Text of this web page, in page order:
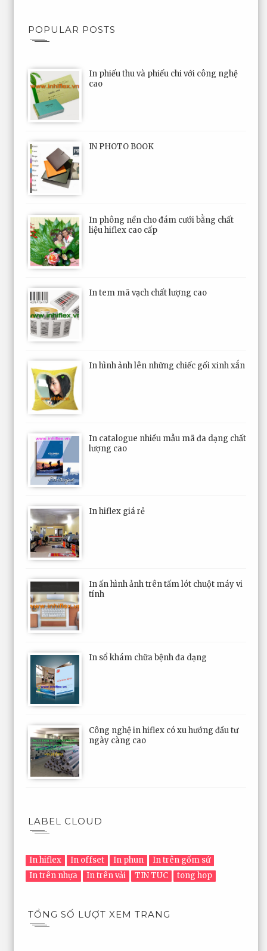
POPULAR POSTS
In phiếu thu và phiếu chi với công nghệ
cao
IN PHOTO BOOK
In phông nền cho đám cưới bằng chất
liệu hiflex cao cấp
In tem mã vạch chất lượng cao
In hình ảnh lên những chiếc gối xinh xắn
In catalogue nhiều mẫu mã đa dạng chất
lượng cao
In hiflex giá rẻ
In ấn hình ảnh trên tấm lót chuột máy vi
tính
In sổ khám chữa bệnh đa dạng
Công nghệ in hiflex có xu hướng đầu tư
ngày càng cao
LABEL CLOUD
In hiflex In offset In phun
In trên gốm sứ
In trên nhựa
In trên vải TIN TUC tong hop
TỔNG SỐ LƯỢT XEM TRANG